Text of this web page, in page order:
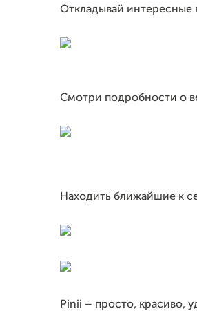
Откладывай интересные
Смотри подробности о
Находить ближайшие к
Pinii – просто, красиво,